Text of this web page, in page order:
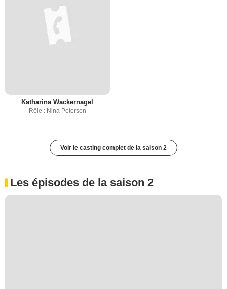
Katharina Wackernagel
Rôle : Nina Petersen
Voir le casting complet de la saison 2
Les épisodes de la saison 2